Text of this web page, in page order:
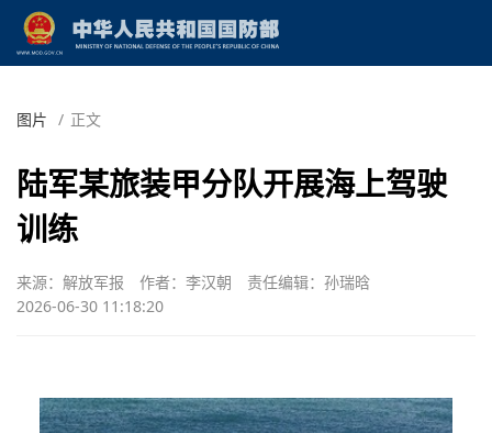
图片 / 正文
陆军某旅装甲分队开展海上驾驶
训练
来源：解放军报 作者：李汉朝
责任编辑：孙瑞晗
2026-06-30 11:18:20